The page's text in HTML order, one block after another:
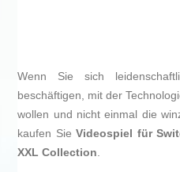
Wenn Sie sich
beschäftigen, mit der
wollen und nicht einmal die
kaufen SieVideospiel für
XXL Collection.